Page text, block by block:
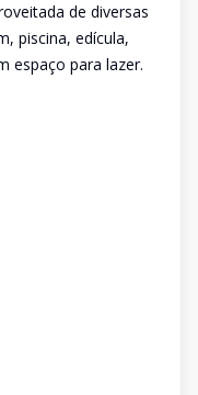
de diversas
piscina, edícula,
espaço para lazer.